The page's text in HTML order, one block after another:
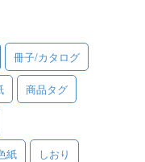
冊子/カタログ
商品タグ
紙 しおり